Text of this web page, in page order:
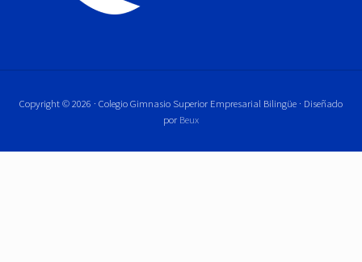
Copyright © 2026 · Colegio Gimnasio Superior Empresarial Bilingüe · Diseñado
por Beux